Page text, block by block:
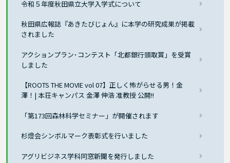
令和５年度秋田県立大学入学式について
秋田県広報誌『あきたびじょん』に本学の研究成果が掲載
されました
アクションプラン･コンテスト「北都銀行頭取賞」を受賞
しました
【ROOTS THE MOVIE vol 07】正しく怖がらせる男！金
澤！| 本荘キャンパス 金澤 伸浩 准教授 公開!!
「第173回森林科学セミナー」が開催されます
杉燈会シンボルマーク表彰式を行いました
アグリビジネス学科同窓新聞を発行しました